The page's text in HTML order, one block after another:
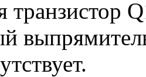
транзистор